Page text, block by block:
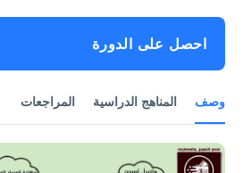
وصف المناهج الدراسية المراجعات
احصل على الدورة